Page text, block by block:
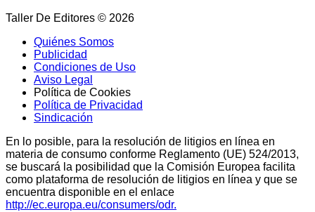
Taller De Editores © 2026
Quiénes Somos
Publicidad
Condiciones de Uso
Aviso Legal
Política de Cookies
Política de Privacidad
Sindicación
En lo posible, para la resolución de litigios en línea en
materia de consumo conforme Reglamento (UE) 524/2013,
se buscará la posibilidad que la Comisión Europea facilita
como plataforma de resolución de litigios en línea y que se
encuentra disponible en el enlace
http://ec.europa.eu/consumers/odr.